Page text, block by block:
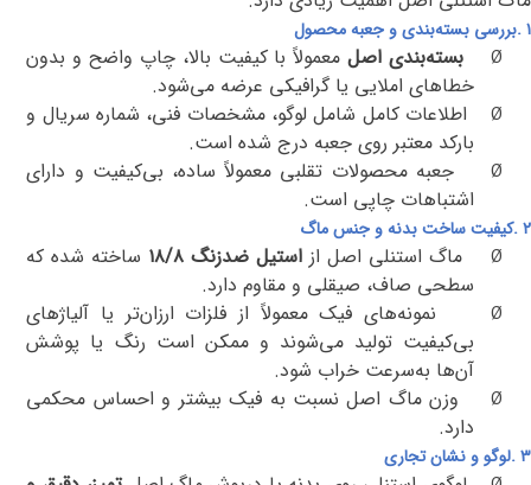
۱.بررسی بسته‌بندی و جعبه محصول
Ø
بسته‌بندی اصلمعمولاً با کیفیت بالا، چاپ واضح و بدون
خطاهای املایی یا گرافیکی عرضه می‌شود.
Ø
اطلاعات کامل شامل لوگو، مشخصات فنی، شماره سریال و
بارکد معتبر روی جعبه درج شده است.
Ø
جعبه محصولات تقلبی معمولاً ساده، بی‌کیفیت و دارای
اشتباهات چاپی است.
۲.کیفیت ساخت بدنه و جنس ماگ
Ø
ماگ استنلی اصل از استیل ضدزنگ ۱۸/۸
ساخته شده که
سطحی صاف، صیقلی و مقاوم دارد.
Ø
نمونه‌های فیک معمولاً از فلزات ارزان‌تر یا آلیاژهای
بی‌کیفیت تولید می‌شوند و ممکن است رنگ یا پوشش
آن‌ها به‌سرعت خراب شود.
Ø
وزن ماگ اصل نسبت به فیک بیشتر و احساس محکمی
دارد.
۳.لوگو و نشان تجاری